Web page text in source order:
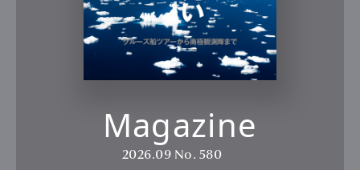
Magazine
2026.09 No. 580